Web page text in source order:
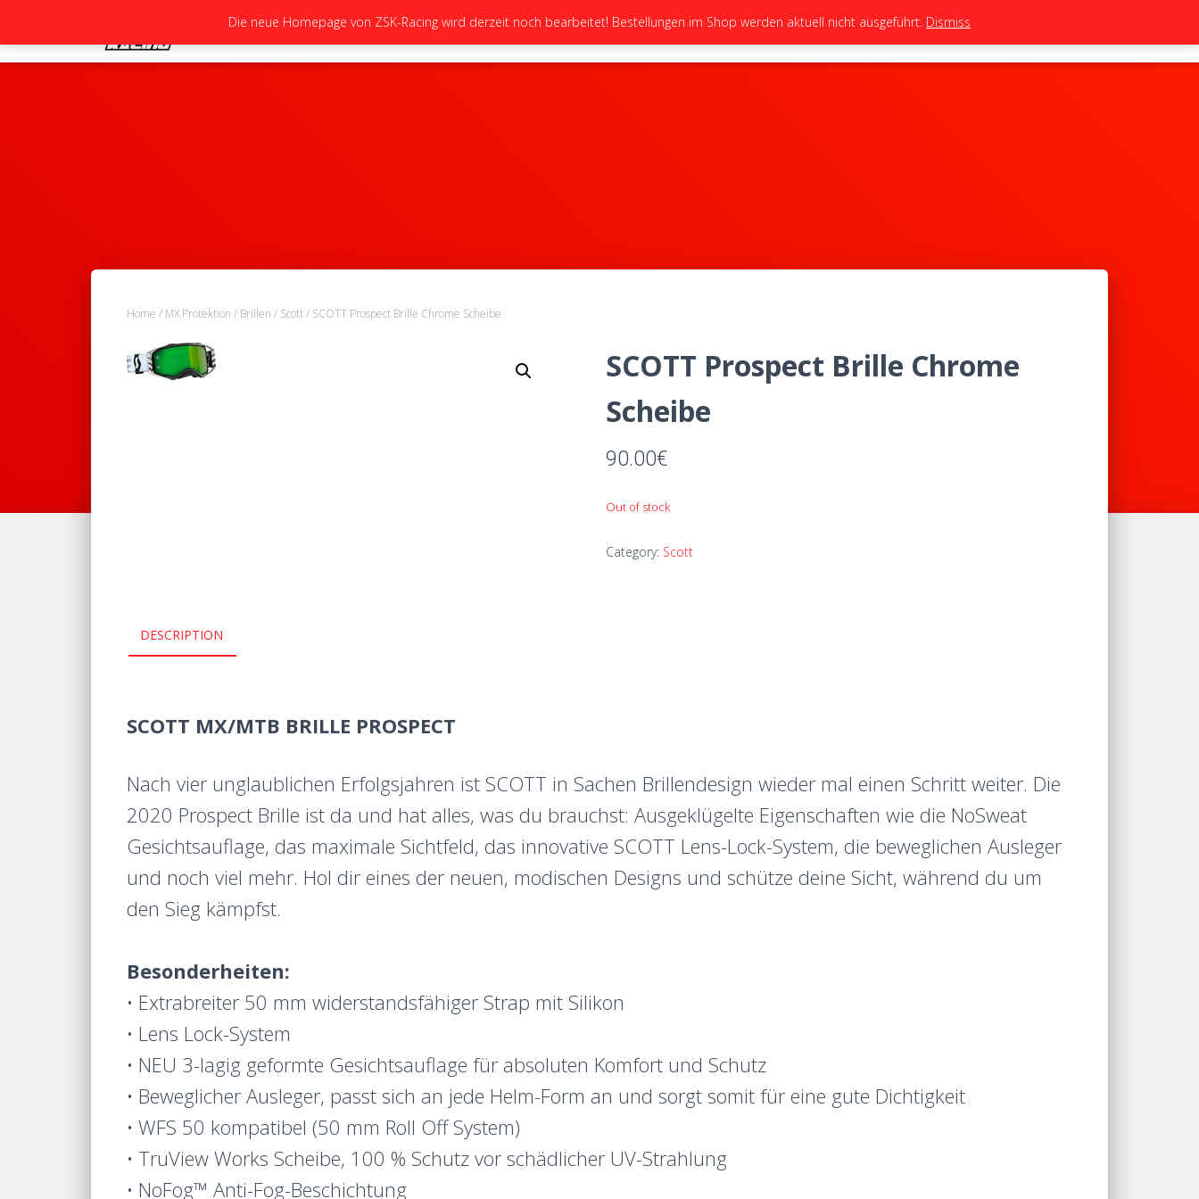
STARTSEITE NEUIGKEITEN GALERIE TEAM TUNING BIKES
Home / MX Protektion / Brillen / Scott/ SCOTT Prospect Brille Chrome Scheibe
SCOTT Prospect Brille Chrome
Scheibe
90.00€
Out of stock
Category: Scott
DESCRIPTION
SCOTT MX/MTB BRILLE PROSPECT
Nach vier unglaublichen Erfolgsjahren ist SCOTT in Sachen Brillendesign wieder mal einen Schritt weiter. Die
2020 Prospect Brille ist da und hat alles, was du brauchst: Ausgeklügelte Eigenschaften wie die NoSweat
Gesichtsauflage, das maximale Sichtfeld, das innovative SCOTT Lens-Lock-System, die beweglichen Ausleger
und noch viel mehr. Hol dir eines der neuen, modischen Designs und schütze deine Sicht, während du um
den Sieg kämpfst.
Besonderheiten:
• Extrabreiter 50 mm widerstandsfähiger Strap mit Silikon
• Lens Lock-System
• NEU 3-lagig geformte Gesichtsauflage für absoluten Komfort und Schutz
• Beweglicher Ausleger, passt sich an jede Helm-Form an und sorgt somit für eine gute Dichtigkeit
• WFS 50 kompatibel (50 mm Roll Off System)
• TruView Works Scheibe, 100 % Schutz vor schädlicher UV-Strahlung
• NoFog™ Anti-Fog-Beschichtung
Die neue Homepage von ZSK-Racing wird derzeit noch bearbeitet! Bestellungen im Shop werden aktuell nicht ausgeführt. Dismiss